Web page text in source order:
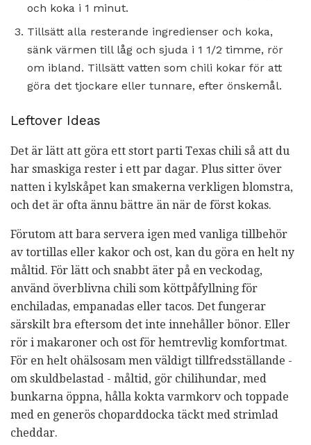
och koka i 1 minut.
Tillsätt alla resterande ingredienser och koka,
sänk värmen till låg och sjuda i 1 1/2 timme, rör
om ibland. Tillsätt vatten som chili kokar för att
göra det tjockare eller tunnare, efter önskemål.
Leftover Ideas
Det är lätt att göra ett stort parti Texas chili så att du
har smaskiga rester i ett par dagar. Plus sitter över
natten i kylskåpet kan smakerna verkligen blomstra,
och det är ofta ännu bättre än när de först kokas.
Förutom att bara servera igen med vanliga tillbehör
av tortillas eller kakor och ost, kan du göra en helt ny
måltid. För lätt och snabbt äter på en veckodag,
använd överblivna chili som köttpåfyllning för
enchiladas, empanadas eller tacos. Det fungerar
särskilt bra eftersom det inte innehåller bönor. Eller
rör i makaroner och ost för hemtrevlig komfortmat.
För en helt ohälsosam men väldigt tillfredsställande -
om skuldbelastad - måltid, gör chilihundar, med
bunkarna öppna, hålla kokta varmkorv och toppade
med en generös choparddocka täckt med strimlad
cheddar.